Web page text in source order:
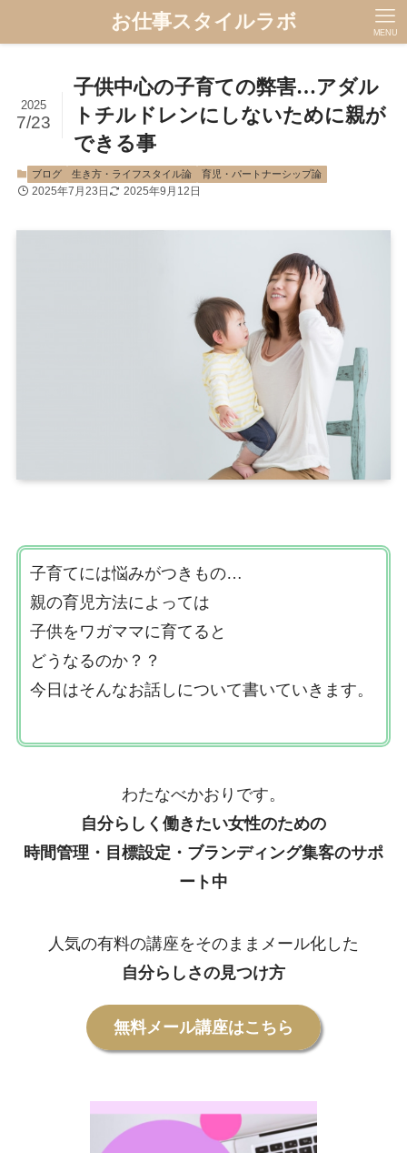
お仕事スタイルラボ MENU
子供中心の子育ての弊害…アダル
トチルドレンにしないために親が
できる事
2025
7/23
ブログ 生き方・ライフスタイル論 育児・パートナーシップ論
2025年7月23日 2025年9月12日
子育てには悩みがつきもの…
親の育児方法によっては
子供をワガママに育てると
どうなるのか？？
今日はそんなお話しについて書いていきます。
わたなべかおりです。
自分らしく働きたい女性のための
時間管理・目標設定・ブランディング集客のサポ
ート中
人気の有料の講座をそのままメール化した
自分らしさの見つけ方
無料メール講座はこちら